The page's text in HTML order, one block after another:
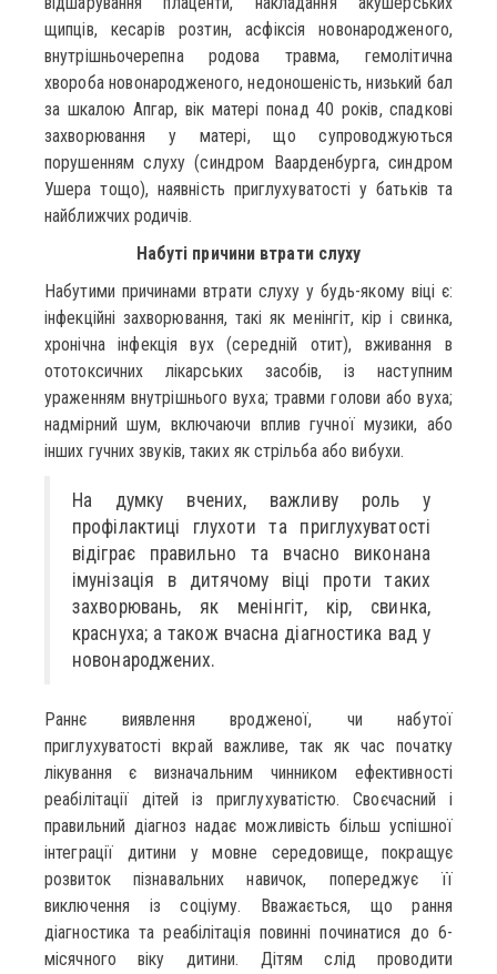
щипців, кесарів розтин, асфіксія новонародженого,
внутрішньочерепна родова травма, гемолітична
хвороба новонародженого, недоношеність, низький бал
за шкалою Апгар, вік матері понад 40 років, спадкові
захворювання у матері, що супроводжуються
порушенням слуху (синдром Ваарденбурга, синдром
Ушера тощо), наявність приглухуватості у батьків та
найближчих родичів.
Набуті причини втрати слуху
Набутими причинами втрати слуху у будь-якому віці є:
інфекційні захворювання, такі як менінгіт, кір і свинка,
хронічна інфекція вух (середній отит), вживання в
ототоксичних лікарських засобів, із наступним
ураженням внутрішнього вуха; травми голови або вуха;
надмірний шум, включаючи вплив гучної музики, або
інших гучних звуків, таких як стрільба або вибухи.
На думку вчених, важливу роль у
профілактиці глухоти та приглухуватості
відіграє правильно та вчасно виконана
імунізація в дитячому віці проти таких
захворювань, як менінгіт, кір, свинка,
краснуха; а також вчасна діагностика вад у
новонароджених.
Раннє виявлення вродженої, чи набутої
приглухуватості вкрай важливе, так як час початку
лікування є визначальним чинником ефективності
реабілітації дітей із приглухуватістю. Своєчасний і
правильний діагноз надає можливість більш успішної
інтеграції дитини у мовне середовище, покращує
розвиток пізнавальних навичок, попереджує її
виключення із соціуму. Вважається, що рання
діагностика та реабілітація повинні починатися до 6-
місячного віку дитини. Дітям слід проводити